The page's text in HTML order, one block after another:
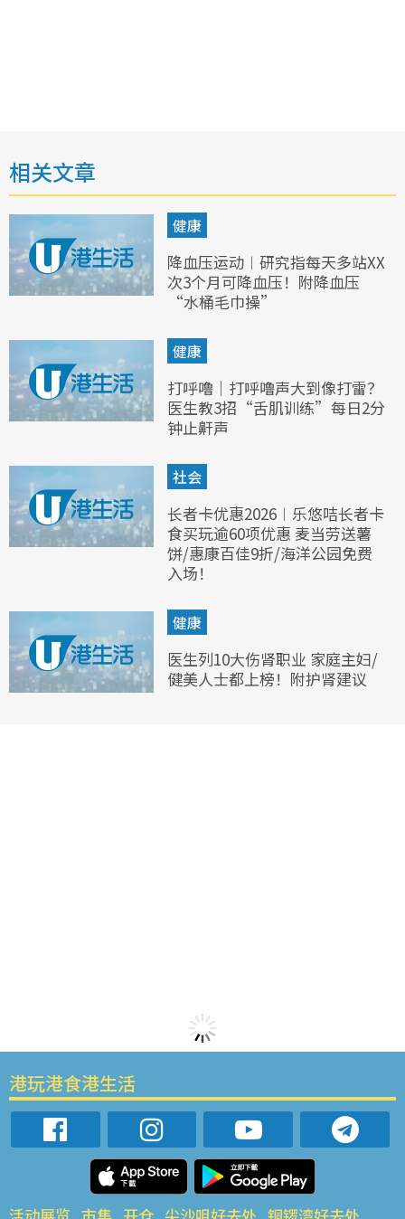
相关文章
健康
降血压运动︱研究指每天多站XX
次3个月可降血压！附降血压
“水桶毛巾操”
健康
打呼噜｜打呼噜声大到像打雷？
医生教3招“舌肌训练”每日2分
钟止鼾声
社会
长者卡优惠2026︱乐悠咭长者卡
食买玩逾60项优惠 麦当劳送薯
饼/惠康百佳9折/海洋公园免费
入场！
健康
医生列10大伤肾职业 家庭主妇/
健美人士都上榜！附护肾建议
港玩港食港生活